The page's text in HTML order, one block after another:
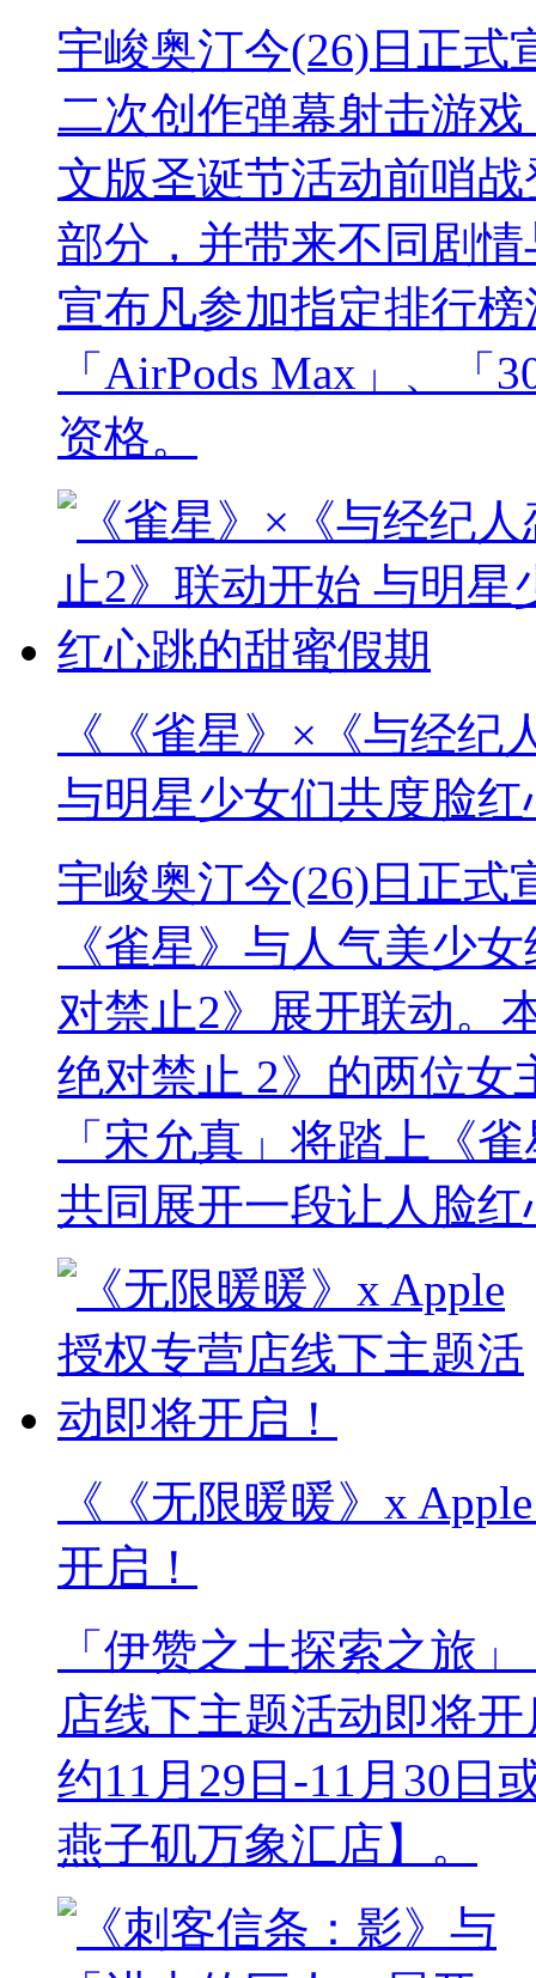
宇峻奥汀今(26)日正式
二次创作弹幕射击游
文版圣诞节活动前哨
部分，并带来不同剧
宣布凡参加指定排行
「AirPods Max」、
资格。
《《雀星》×《与经
与明星少女们共度脸
宇峻奥汀今(26)日正式
《雀星》与人气美少
对禁止2》展开联动。
绝对禁止 2》的两位
「宋允真」将踏上《
共同展开一段让人脸
《《无限暖暖》x
开启！
「伊赞之土探索之旅
店线下主题活动即将
约11月29日-11月30日
燕子矶万象汇店】。